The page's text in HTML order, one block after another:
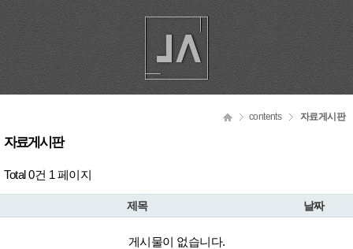
contents 자료게시판
자료게시판
Total 0건 1 페이지
제목 날짜
게시물이 없습니다.